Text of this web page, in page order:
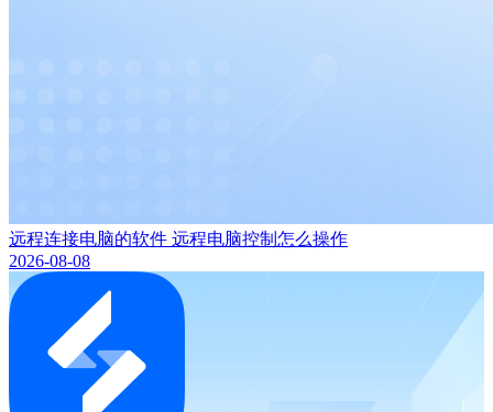
远程连接电脑的软件 远程电脑控制怎么操作
2026-08-08